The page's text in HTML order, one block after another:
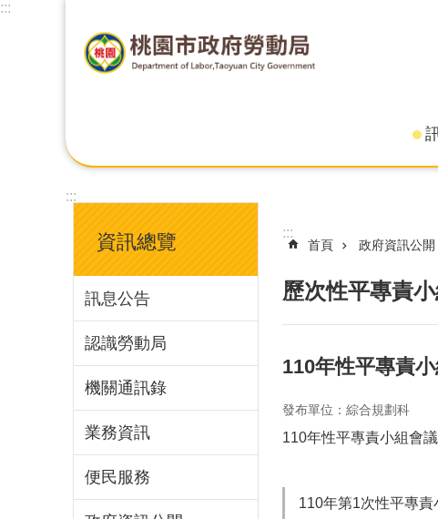
:::
:::
資訊總覽
訊息公告
認識勞動局
機關通訊錄
業務資訊
便民服務
:::
首頁 政府資訊公開
歷次性平專責
110年性平專責
發布單位：綜合規劃科
110年性平專責小組會
110年第1次性平專